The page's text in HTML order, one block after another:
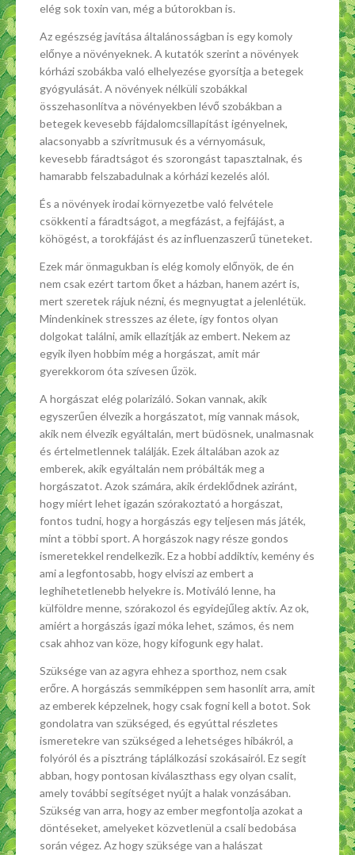
elég sok toxin van, még a bútorokban is.
Az egészség javítása általánosságban is egy komoly
előnye a növényeknek. A kutatók szerint a növények
kórházi szobákba való elhelyezése gyorsítja a betegek
gyógyulását. A növények nélküli szobákkal
összehasonlítva a növényekben lévő szobákban a
betegek kevesebb fájdalomcsillapítást igényelnek,
alacsonyabb a szívritmusuk és a vérnyomásuk,
kevesebb fáradtságot és szorongást tapasztalnak, és
hamarabb felszabadulnak a kórházi kezelés alól.
És a növények irodai környezetbe való felvétele
csökkenti a fáradtságot, a megfázást, a fejfájást, a
köhögést, a torokfájást és az influenzaszerű tüneteket.
Ezek már önmagukban is elég komoly előnyök, de én
nem csak ezért tartom őket a házban, hanem azért is,
mert szeretek rájuk nézni, és megnyugtat a jelenlétük.
Mindenkinek stresszes az élete, így fontos olyan
dolgokat találni, amik ellazítják az embert. Nekem az
egyik ilyen hobbim még a horgászat, amit már
gyerekkorom óta szívesen űzök.
A horgászat elég polarizáló. Sokan vannak, akik
egyszerűen élvezik a horgászatot, míg vannak mások,
akik nem élvezik egyáltalán, mert büdösnek, unalmasnak
és értelmetlennek találják. Ezek általában azok az
emberek, akik egyáltalán nem próbálták meg a
horgászatot. Azok számára, akik érdeklődnek aziránt,
hogy miért lehet igazán szórakoztató a horgászat,
fontos tudni, hogy a horgászás egy teljesen más játék,
mint a többi sport. A horgászok nagy része gondos
ismeretekkel rendelkezik. Ez a hobbi addiktív, kemény és
ami a legfontosabb, hogy elviszi az embert a
leghihetetlenebb helyekre is. Motiváló lenne, ha
külföldre menne, szórakozol és egyidejűleg aktív. Az ok,
amiért a horgászás igazi móka lehet, számos, és nem
csak ahhoz van köze, hogy kifogunk egy halat.
Szüksége van az agyra ehhez a sporthoz, nem csak
erőre. A horgászás semmiképpen sem hasonlít arra, amit
az emberek képzelnek, hogy csak fogni kell a botot. Sok
gondolatra van szükséged, és egyúttal részletes
ismeretekre van szükséged a lehetséges hibákról, a
folyóról és a pisztráng táplálkozási szokásairól. Ez segít
abban, hogy pontosan kiválaszthass egy olyan csalit,
amely további segítséget nyújt a halak vonzásában.
Szükség van arra, hogy az ember megfontolja azokat a
döntéseket, amelyeket közvetlenül a csali bedobása
során végez. Az hogy szüksége van a halászat